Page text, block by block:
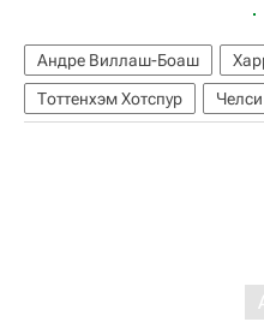
Андре Виллаш-Боаш
Тоттенхэм Хотспур
Челси